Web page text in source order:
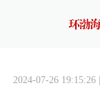
2024-07-26 19:15:26 |